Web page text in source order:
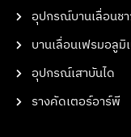
อุปกรณ์บานเลื่อนชา
บานเลื่อนเฟรมอลูมิ
อุปกรณ์เสาบันได
รางคัดเตอร์อาร์พี